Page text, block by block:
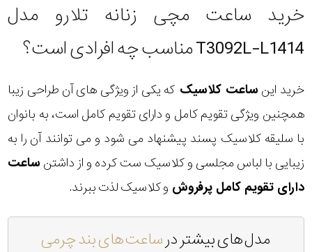
خرید ساعت مچی زنانه تلارو مدل
T3092L-L1414 مناسب چه افرادی است؟
خرید این ساعت کلاسیک که یکی از ویژگی های آن طراحی زیبا
همچنین ویژگی تقویم کامل و دارای تقویم کامل است، به بانوان
با سلیقه کلاسیک پسند پیشنهاد می شود و می توانند آن را به
زیبایی با لباس مجلسی و کلاسیک ست کرده و از داشتن ساعت
دارای تقویم کامل پرفروش و کلاسیک لذت ببرند.
مدل های بیشتر درساعت های بند چرمی